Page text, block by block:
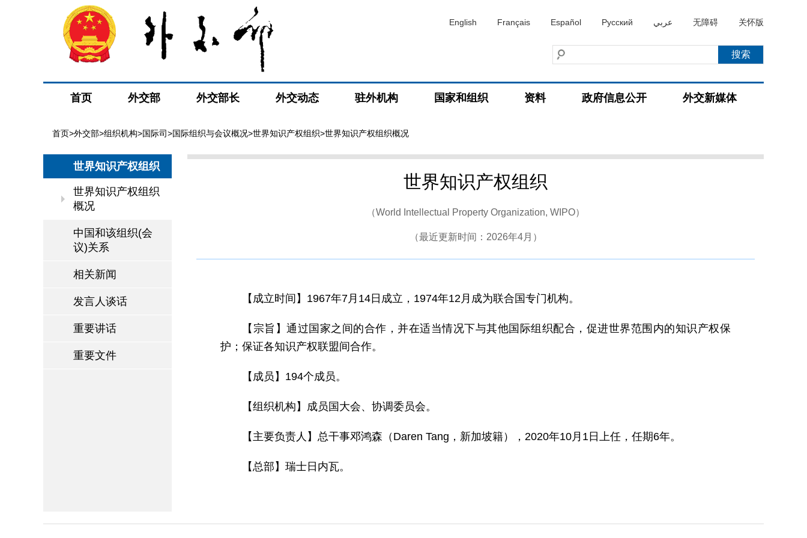
English Français Español Русский عربي 无障碍 关怀版
首页 外交部 外交部长 外交动态 驻外机构 国家和组织 资料 政府信息公开 外交新媒体
首页>外交部>组织机构>国际司>国际组织与会议概况>世界知识产权组织>世界知识产权组织概况
世界知识产权组织
世界知识产权组织
概况
中国和该组织(会
议)关系
相关新闻
发言人谈话
重要讲话
重要文件
世界知识产权组织
（World Intellectual Property Organization, WIPO）
（最近更新时间：2026年4月）
【成立时间】1967年7月14日成立，1974年12月成为联合国专门机构。
【宗旨】通过国家之间的合作，并在适当情况下与其他国际组织配合，促进世界范围内的知识产权保
护；保证各知识产权联盟间合作。
【成员】194个成员。
【组织机构】成员国大会、协调委员会。
【主要负责人】总干事邓鸿森（Daren Tang，新加坡籍），2020年10月1日上任，任期6年。
【总部】瑞士日内瓦。